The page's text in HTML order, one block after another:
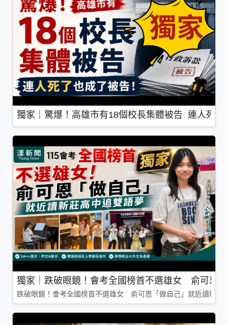
獨家｜驚爆！高雄市有18個校長集體被告 連人死了
獨家｜跌破眼鏡！會考全國榜首不選雄女 俞可恩
跌破眼鏡！會考全國榜首不選雄女 俞可恩「做自己」就近讀新莊